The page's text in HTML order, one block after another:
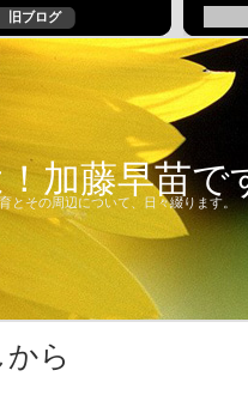
旧ブログ
加藤早苗で
とその周辺について、日々綴ります。
ら